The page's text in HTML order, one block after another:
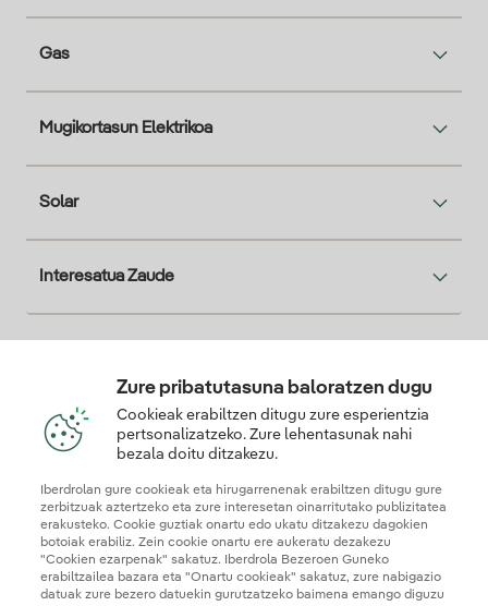
Gas
Mugikortasun Elektrikoa
Solar
Interesatua Zaude
Zure pribatutasuna baloratzen dugu
Cookieak erabiltzen ditugu zure esperientzia
pertsonalizatzeko. Zure lehentasunak nahi
bezala doitu ditzakezu.
Iberdrolan gure cookieak eta hirugarrenenak erabiltzen ditugu gure
zerbitzuak aztertzeko eta zure interesetan oinarritutako publizitatea
erakusteko. Cookie guztiak onartu edo ukatu ditzakezu dagokien
botoiak erabiliz. Zein cookie onartu ere aukeratu dezakezu
"Cookien ezarpenak" sakatuz. Iberdrola Bezeroen Guneko
erabiltzailea bazara eta "Onartu cookieak" sakatuz, zure nabigazio
datuak zure bezero datuekin gurutzatzeko baimena emango diguzu